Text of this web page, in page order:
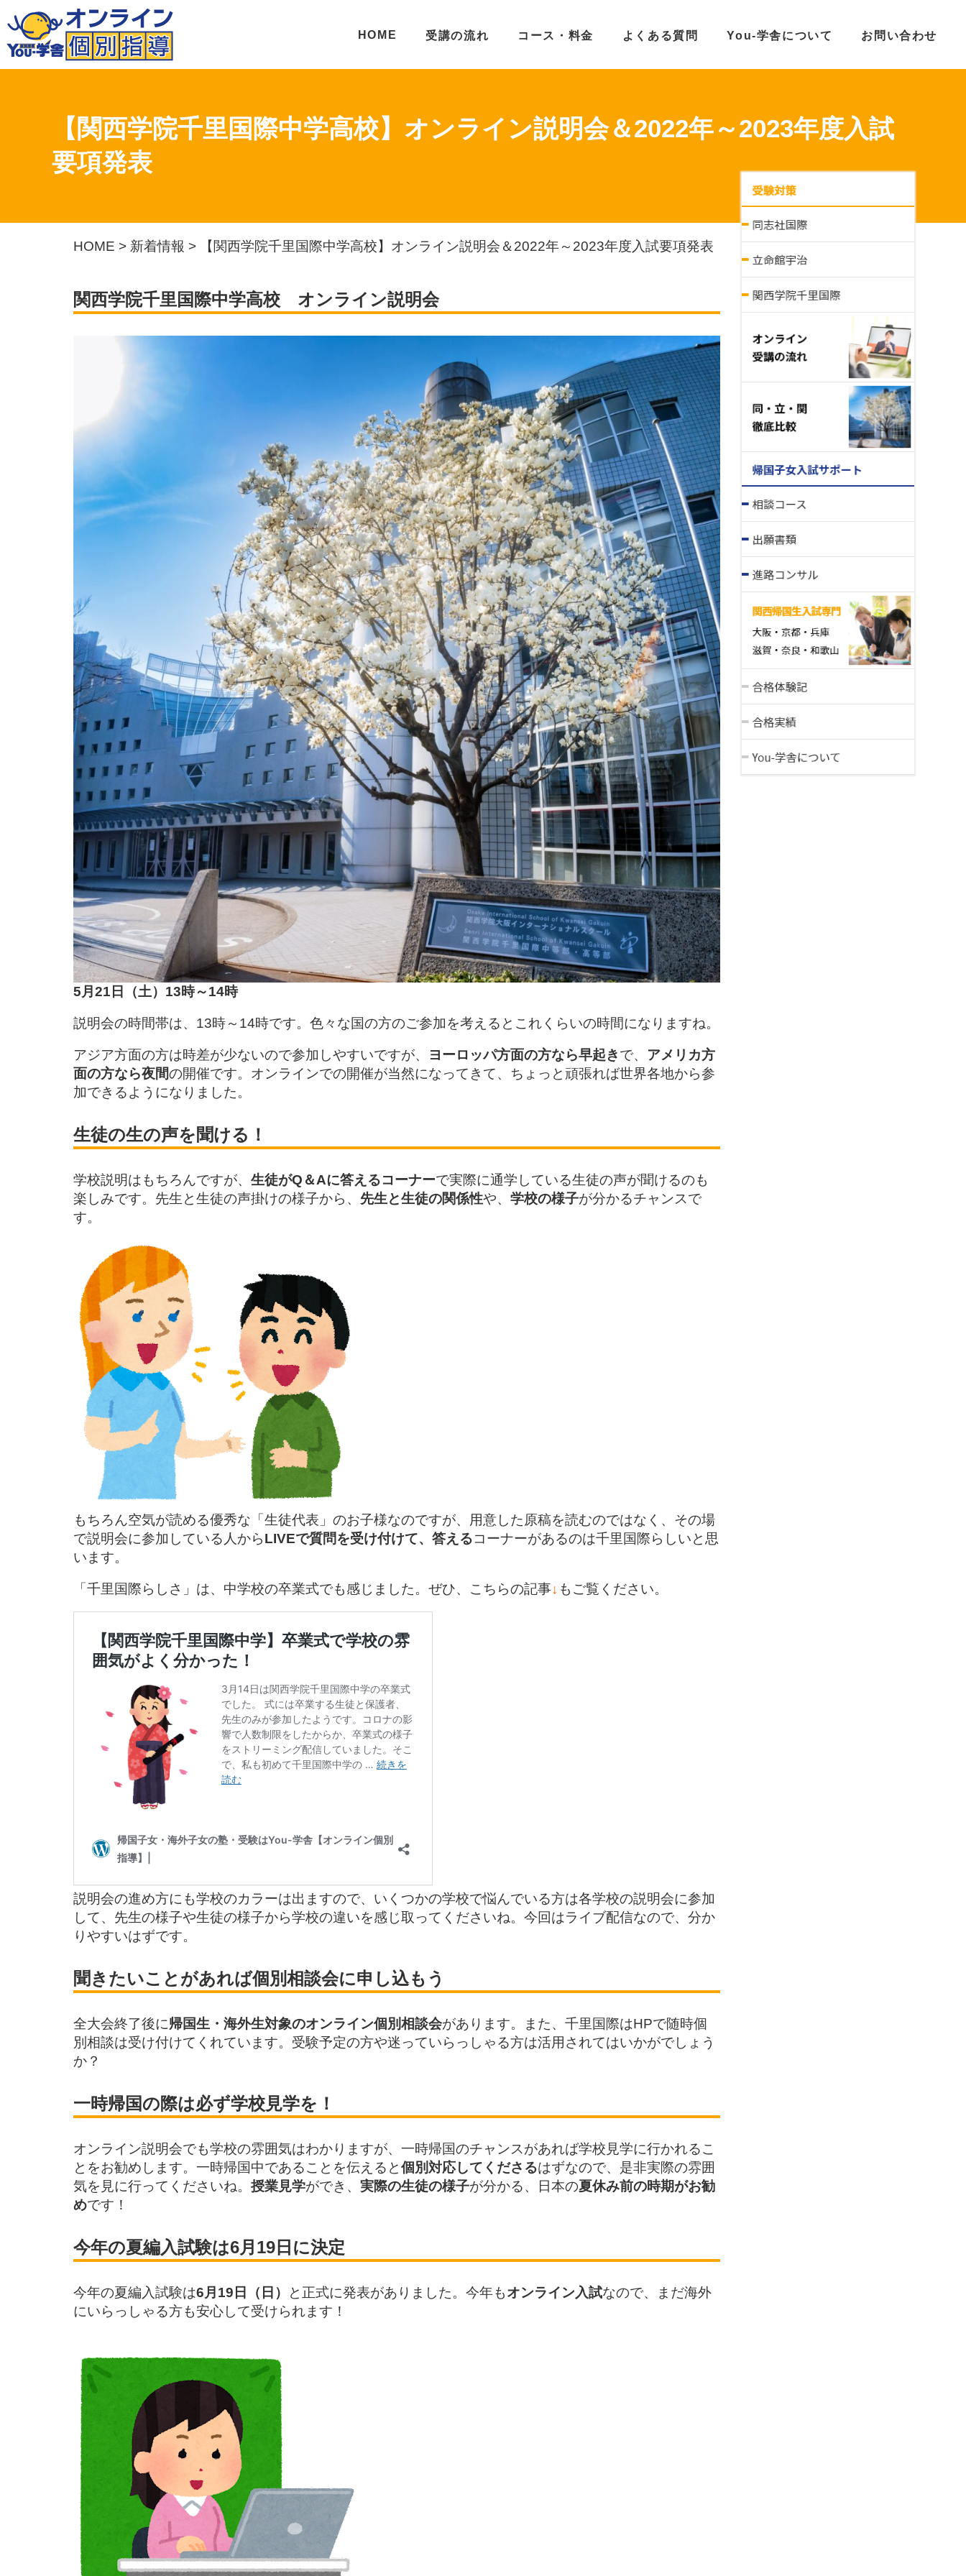
HOME 受講の流れ コース・料金 よくある質問 You-学舎について お問い合わせ
【関西学院千里国際中学高校】オンライン説明会＆2022年～2023年度入試
要項発表
HOME > 新着情報 > 【関西学院千里国際中学高校】オンライン説明会＆2022年～2023年度入試要項発表
関西学院千里国際中学高校 オンライン説明会
5月21日（土）13時～14時
説明会の時間帯は、13時～14時です。色々な国の方のご参加を考えるとこれくらいの時間になりますね。
アジア方面の方は時差が少ないので参加しやすいですが、 ヨーロッパ方面の方なら早起きで、 アメリカ方
面の方なら夜間の開催です。オンラインでの開催が当然になってきて、ちょっと頑張れば世界各地から参
加できるようになりました。
生徒の生の声を聞ける！
学校説明はもちろんですが、 生徒がQ＆Aに答えるコーナーで実際に通学している生徒の声が聞けるのも
楽しみです。先生と生徒の声掛けの様子から、 先生と生徒の関係性や、 学校の様子が分かるチャンスで
す。
もちろん空気が読める優秀な「生徒代表」のお子様なのですが、用意した原稿を読むのではなく、その場
で説明会に参加している人からLIVEで質問を受け付けて、答えるコーナーがあるのは千里国際らしいと思
います。
「千里国際らしさ」は、中学校の卒業式でも感じました。ぜひ、こちらの記事↓ もご覧ください。
説明会の進め方にも学校のカラーは出ますので、いくつかの学校で悩んでいる方は各学校の説明会に参加
して、先生の様子や生徒の様子から学校の違いを感じ取ってくださいね。今回はライブ配信なので、分か
りやすいはずです。
聞きたいことがあれば個別相談会に申し込もう
全大会終了後に帰国生・海外生対象のオンライン個別相談会があります。また、千里国際はHPで随時個
別相談は受け付けてくれています。受験予定の方や迷っていらっしゃる方は活用されてはいかがでしょう
か？
一時帰国の際は必ず学校見学を！
オンライン説明会でも学校の雰囲気はわかりますが、一時帰国のチャンスがあれば学校見学に行かれるこ
とをお勧めします。一時帰国中であることを伝えると個別対応してくださるはずなので、是非実際の雰囲
気を見に行ってくださいね。 授業見学ができ、 実際の生徒の様子が分かる、日本の夏休み前の時期がお勧
めです！
今年の夏編入試験は6月19日に決定
今年の夏編入試験は6月19日（日） と正式に発表がありました。今年もオンライン入試なので、まだ海外
にいらっしゃる方も安心して受けられます！